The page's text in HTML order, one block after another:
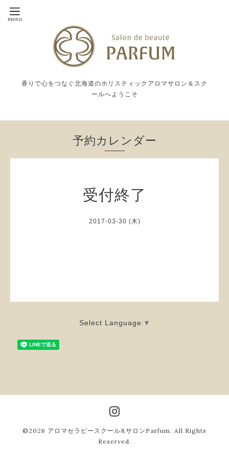
香りで心をつなぐ北海道のホリスティックアロマサロン＆スク
ールへようこそ
予約カレンダー
受付終了
2017-03-30 (木)
Select Language ▼
©2026 アロマセラピースクール&サロンParfum . All Rights
Reserved.